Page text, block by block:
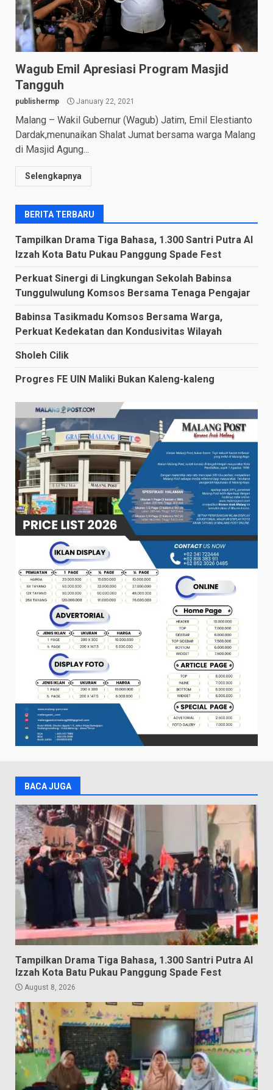
Wagub Emil Apresiasi Program Masjid
Tangguh
publishermp January 22, 2021
Malang – Wakil Gubernur (Wagub) Jatim, Emil Elestianto
Dardak,menunaikan Shalat Jumat bersama warga Malang
di Masjid Agung...
Selengkapnya
BERITA TERBARU
Tampilkan Drama Tiga Bahasa, 1.300 Santri Putra Al
Izzah Kota Batu Pukau Panggung Spade Fest
Perkuat Sinergi di Lingkungan Sekolah Babinsa
Tunggulwulung Komsos Bersama Tenaga Pengajar
Babinsa Tasikmadu Komsos Bersama Warga,
Perkuat Kedekatan dan Kondusivitas Wilayah
Sholeh Cilik
Progres FE UIN Maliki Bukan Kaleng-kaleng
BACA JUGA
Tampilkan Drama Tiga Bahasa, 1.300 Santri Putra Al
Izzah Kota Batu Pukau Panggung Spade Fest
August 8, 2026